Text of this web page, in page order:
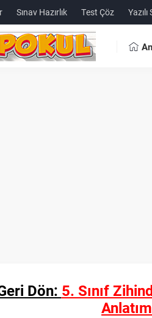
Sınav Hazırlık Test Çöz
Dön: 5. Sınıf